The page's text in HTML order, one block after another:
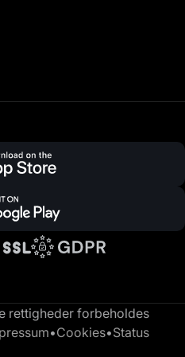
rettigheder forbeholdes
•Cookies•Status